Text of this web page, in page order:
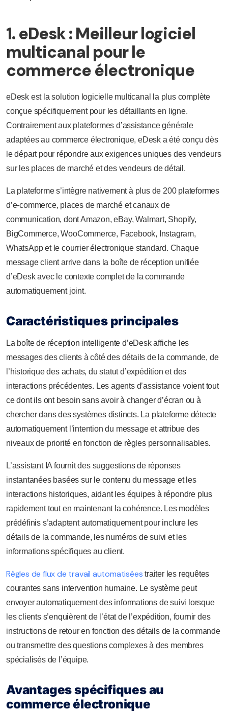
1. eDesk : Meilleur logiciel
multicanal pour le
commerce électronique
eDesk est la solution logicielle multicanal la plus complète
conçue spécifiquement pour les détaillants en ligne.
Contrairement aux plateformes d’assistance générale
adaptées au commerce électronique, eDesk a été conçu dès
le départ pour répondre aux exigences uniques des vendeurs
sur les places de marché et des vendeurs de détail.
La plateforme s’intègre nativement à plus de 200 plateformes
d’e-commerce, places de marché et canaux de
communication, dont Amazon, eBay, Walmart, Shopify,
BigCommerce, WooCommerce, Facebook, Instagram,
WhatsApp et le courrier électronique standard. Chaque
message client arrive dans la boîte de réception unifiée
d’eDesk avec le contexte complet de la commande
automatiquement joint.
Caractéristiques principales
La boîte de réception intelligente d’eDesk affiche les
messages des clients à côté des détails de la commande, de
l’historique des achats, du statut d’expédition et des
interactions précédentes. Les agents d’assistance voient tout
ce dont ils ont besoin sans avoir à changer d’écran ou à
chercher dans des systèmes distincts. La plateforme détecte
automatiquement l’intention du message et attribue des
niveaux de priorité en fonction de règles personnalisables.
L’assistant IA fournit des suggestions de réponses
instantanées basées sur le contenu du message et les
interactions historiques, aidant les équipes à répondre plus
rapidement tout en maintenant la cohérence. Les modèles
prédéfinis s’adaptent automatiquement pour inclure les
détails de la commande, les numéros de suivi et les
informations spécifiques au client.
Règles de flux de travail automatisées traiter les requêtes
courantes sans intervention humaine. Le système peut
envoyer automatiquement des informations de suivi lorsque
les clients s’enquièrent de l’état de l’expédition, fournir des
instructions de retour en fonction des détails de la commande
ou transmettre des questions complexes à des membres
spécialisés de l’équipe.
Avantages spécifiques au
commerce électronique